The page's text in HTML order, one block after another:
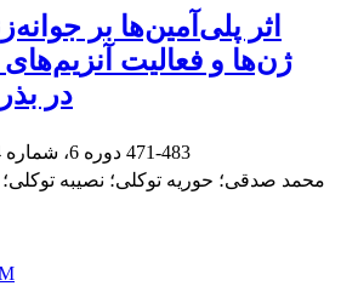
اثر پلی‌آمین‌ها بر
ژن‌ها و فعالیت
در
471-483
محمد صدقی؛ حوریه توکلی؛ نصیبه
M